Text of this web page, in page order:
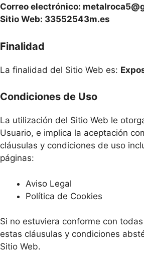
Correo electrónico:
Sitio Web: 33552543m.es
Finalidad
La finalidad del Sitio Web es:
Condiciones de Uso
La utilización del Sitio Web le
Usuario, e implica la aceptación
cláusulas y condiciones de uso
páginas:
Aviso Legal
Política de Cookies
Si no estuviera conforme con
estas cláusulas y condiciones
Sitio Web.